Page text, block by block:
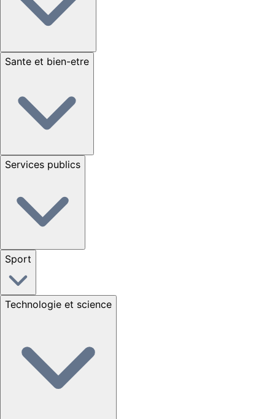
Sante et bien-etre
Services publics
Sport
Technologie et science